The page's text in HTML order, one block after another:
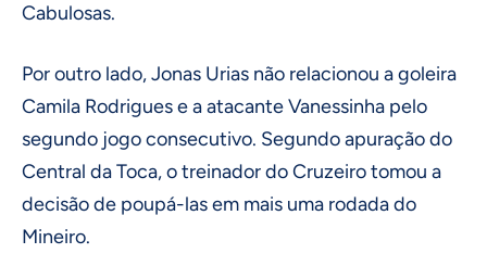
Cabulosas.
Por outro lado, Jonas Urias não relacionou a goleira
Camila Rodrigues e a atacante Vanessinha pelo
segundo jogo consecutivo. Segundo apuração do
Central da Toca, o treinador do Cruzeiro tomou a
decisão de poupá-las em mais uma rodada do
Mineiro.